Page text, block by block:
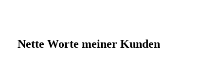
Nette Worte meiner Kunden